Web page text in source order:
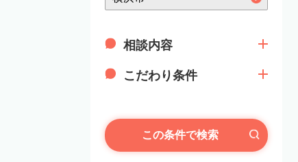
相談内容
こだわり条件
この条件で検索